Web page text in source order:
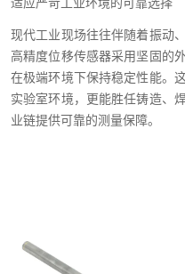
现代工业现场往往伴随着振动
高精度位移传感器采用坚固的
在极端环境下保持稳定性能。
实验室环境，更能胜任铸造、
业链提供可靠的测量保障。